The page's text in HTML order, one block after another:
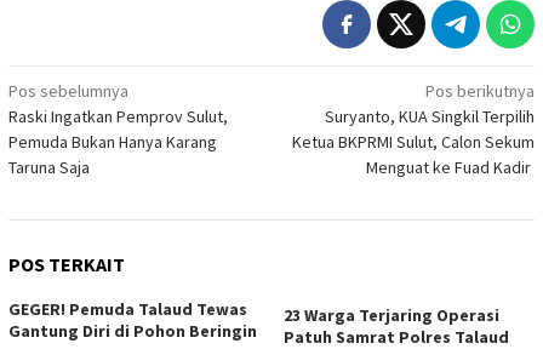
Navigasi
pos
Pos sebelumnya
Raski Ingatkan Pemprov Sulut,
Pemuda Bukan Hanya Karang
Taruna Saja
Pos berikutnya
Suryanto, KUA Singkil Terpilih
Ketua BKPRMI Sulut, Calon Sekum
Menguat ke Fuad Kadir
POS TERKAIT
GEGER! Pemuda Talaud Tewas
Gantung Diri di Pohon Beringin
23 Warga Terjaring Operasi
Patuh Samrat Polres Talaud